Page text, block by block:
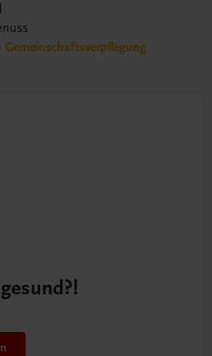
Gemeinschaftsverpflegung